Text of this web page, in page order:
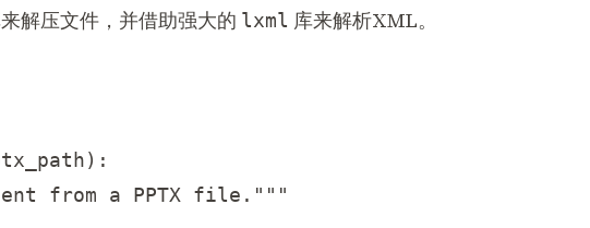
解压文件，并借助强大的 lxml 库来解析XML。
from a PPTX file."""